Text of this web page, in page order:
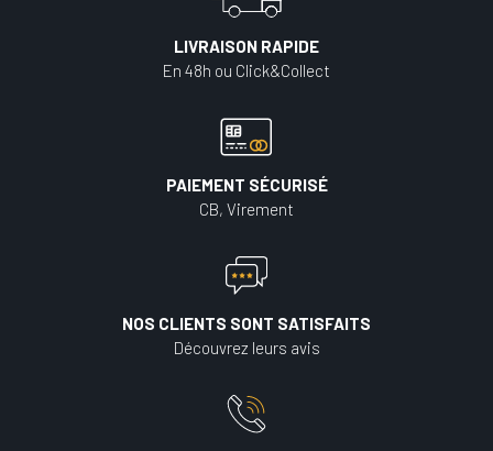
LIVRAISON RAPIDE
En 48h ou Click&Collect
PAIEMENT SÉCURISÉ
CB, Virement
NOS CLIENTS SONT SATISFAITS
Découvrez leurs avis